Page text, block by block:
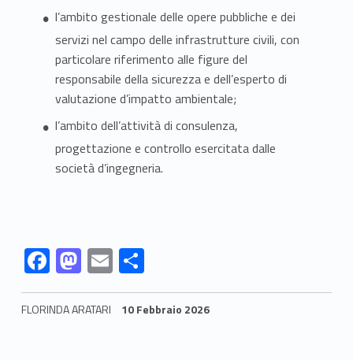
l’ambito gestionale delle opere pubbliche e dei
servizi nel campo delle infrastrutture civili, con
particolare riferimento alle figure del
responsabile della sicurezza e dell’esperto di
valutazione d’impatto ambientale;
l’ambito dell’attività di consulenza,
progettazione e controllo esercitata dalle
società d’ingegneria.
Link identifier #identifier__16365-8 F
ac
e
Link identifier #identifier__149917-9 M
as
to
Link identifier #identifier__10286-10 E
m
ai
Link identifier #identifier__75208-11 C
o
n
FLORINDA ARATARI 10 Febbraio 2026